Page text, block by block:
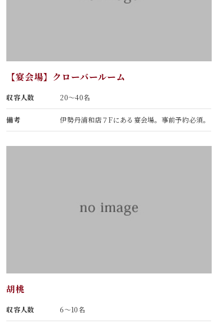
【宴会場】クローバールーム
収容人数 20～40名
備考 伊勢丹浦和店７Fにある宴会場。事前予約必須。
胡桃
収容人数 6～10名